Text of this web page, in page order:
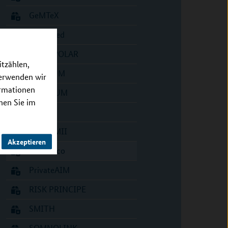
wir
Sie im
Akzeptieren
GeMTeX
HiGHmed
INTERPOLAR
MII_NUM
MIRACUM
PCOR-MII
PM4Onco
PrivateAIM
RISK PRINCIPE
SMITH